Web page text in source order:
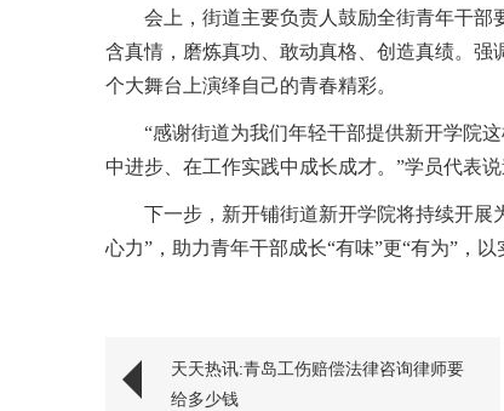
会上，街道主要负责人鼓励全街青年干部
含真情，磨炼真功、敢动真格、创造真绩。
个大舞台上演绎自己的青春精彩。
“感谢街道为我们年轻干部提供新开学院
中进步、在工作实践中成长成才。”学员代表说
下一步，新开铺街道新开学院将持续开展
心力”，助力青年干部成长“有味”更“有为”，
天天热讯:青岛工伤赔偿法律咨询律师要
给多少钱